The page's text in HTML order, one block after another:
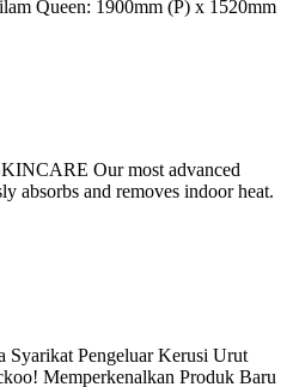
Queen: 1900mm (P) x 1520mm
Our most advanced
and removes indoor heat.
Pengeluar Kerusi Urut
Memperkenalkan Produk Baru